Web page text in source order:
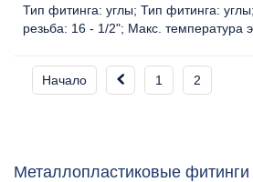
Тип фитинга: углы Тип фитинга: углы
резьба: 16 - 1/2" Макс. температура
Начало 1 2
Металлопластиковые